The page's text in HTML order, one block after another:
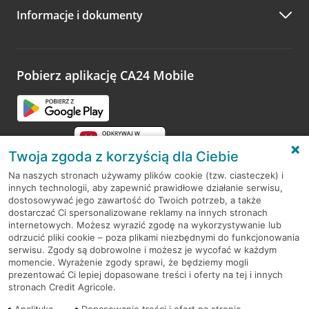
Zachęcamy do podzielenia się z nami opinią o wizycie.
opinie.
Informacje i dokumenty
Pobierz aplikację CA24 Mobile
RODO
Regulamin serwisu
Mapa serwisu
PolitykaCookies
Twoja zgoda z korzyścią dla Ciebie
Na naszych stronach używamy plików cookie (tzw. ciasteczek) i
innych technologii, aby zapewnić prawidłowe działanie serwisu,
dostosowywać jego zawartość do Twoich potrzeb, a także
dostarczać Ci spersonalizowane reklamy na innych stronach
internetowych. Możesz wyrazić zgodę na wykorzystywanie lub
odrzucić pliki cookie – poza plikami niezbędnymi do funkcjonowania
serwisu. Zgody są dobrowolne i możesz je wycofać w każdym
momencie. Wyrażenie zgody sprawi, że będziemy mogli
prezentować Ci lepiej dopasowane treści i oferty na tej i innych
stronach Credit Agricole.